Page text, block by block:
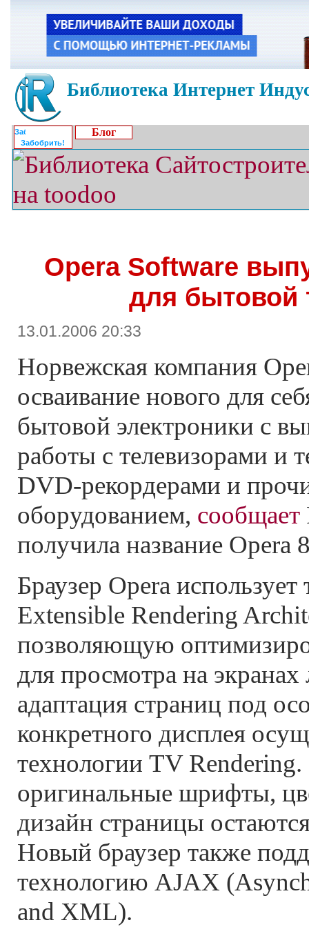
Библиотека Интернет
Забобрить!
Блог
Opera Software
для бытовой
13.01.2006 20:33
Норвежская компания
осваивание нового для
бытовой электроники с
работы с телевизорами и
DVD-рекордерами и
оборудованием, сообщает
получила название Opera
Браузер Opera
Extensible Rendering
позволяющую
для просмотра на
адаптация страниц под
конкретного дисплея
технологии TV
оригинальные шрифты,
дизайн страницы
Новый браузер также
технологию AJAX
and XML).